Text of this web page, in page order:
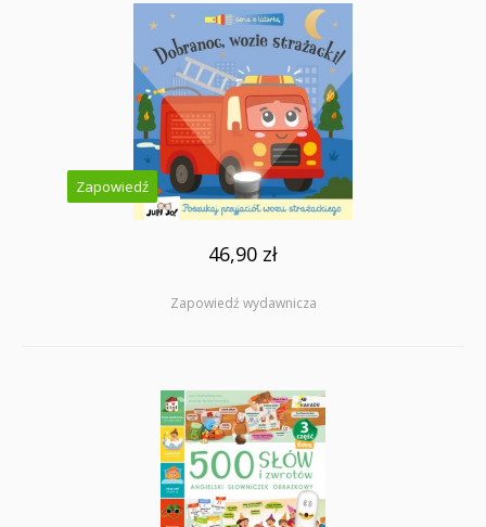
Zapowiedź
46,90 zł
Zapowiedź wydawnicza